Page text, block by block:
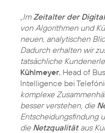
„Im Zeitalter der
von Algorithmen und
neuen, analytischen
Dadurch erhalten wir
tatsächliche
Kühlmeyer, Head of
Intelligence bei
komplexe
besser verstehen, die
Entscheidungsfindung
die Netzqualitätaus